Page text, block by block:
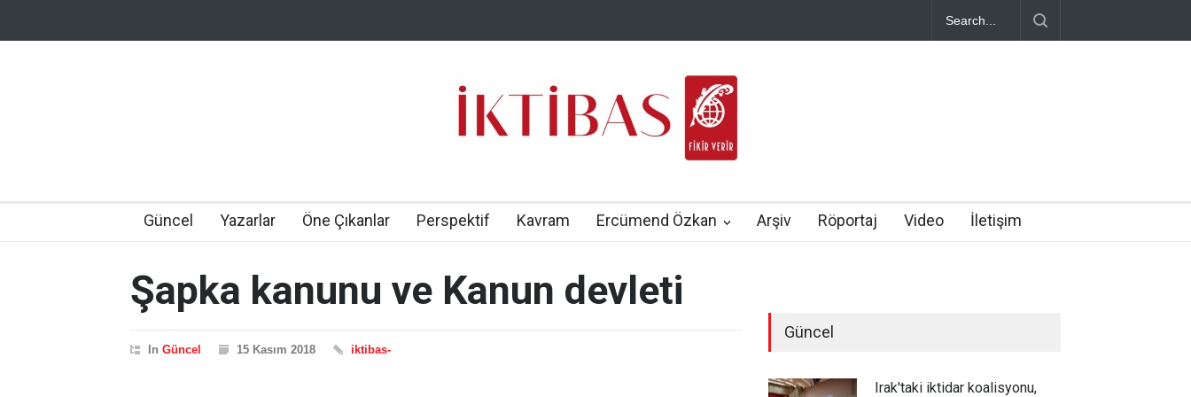
Güncel Yazarlar Öne Çıkanlar Perspektif Kavram Ercümend Özkan Arşiv Röportaj Video İletişim
Şapka kanunu ve Kanun devleti
In Güncel 15 Kasım 2018 iktibas-
Güncel
Irak'taki iktidar koalisyonu,